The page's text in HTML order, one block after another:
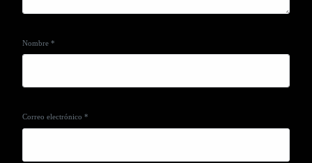
Nombre*
Correo electrónico*